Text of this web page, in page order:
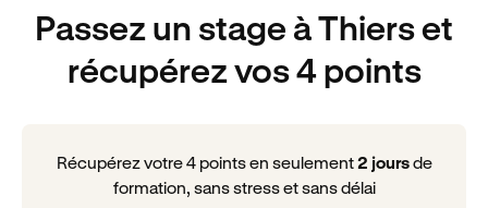
Passez un stage à Thiers et
récupérez vos 4 points
Récupérez votre 4 points en seulement2 joursde
formation, sans stress et sans délai